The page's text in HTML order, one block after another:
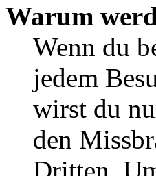
Warum
Wenn du
jedem
wirst du
den
Dritten.